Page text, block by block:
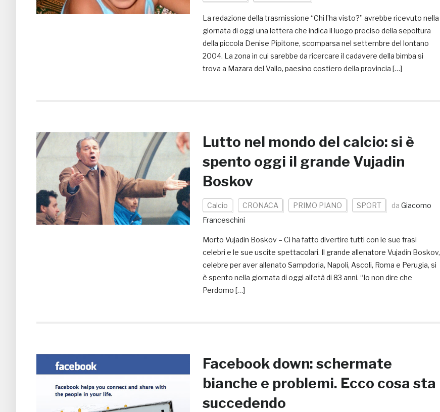
La redazione della trasmissione “Chi l’ha visto?” avrebbe ricevuto nella
giornata di oggi una lettera che indica il luogo preciso della sepoltura
della piccola Denise Pipitone, scomparsa nel settembre del lontano
2004. La zona in cui sarebbe da ricercare il cadavere della bimba si
trova a Mazara del Vallo, paesino costiero della provincia […]
Lutto nel mondo del calcio: si è
spento oggi il grande Vujadin
Boskov
Calcio CRONACA PRIMO PIANO SPORT da Giacomo
Franceschini
Morto Vujadin Boskov – Ci ha fatto divertire tutti con le sue frasi
celebri e le sue uscite spettacolari. Il grande allenatore Vujadin Boskov,
celebre per aver allenato Sampdoria, Napoli, Ascoli, Roma e Perugia, si
è spento nella giornata di oggi all’età di 83 anni. “Io non dire che
Perdomo […]
Facebook down: schermate
bianche e problemi. Ecco cosa sta
succedendo